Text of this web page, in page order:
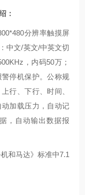
：
分辨率触摸屏
中文/英文/中英文切
，内码50万；
停机保护。公称规
行、下行、时间、
加载压力，自动记
，自动输出数据报
和马达》标准中7.1